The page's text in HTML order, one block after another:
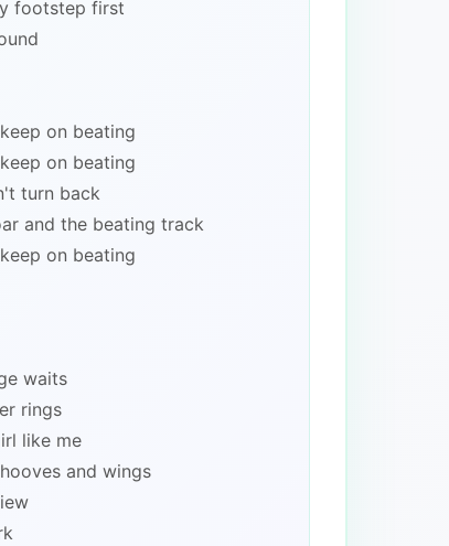
footstep first
on beating
on beating
turn back
and the beating track
on beating
waits
rings
like me
and wings